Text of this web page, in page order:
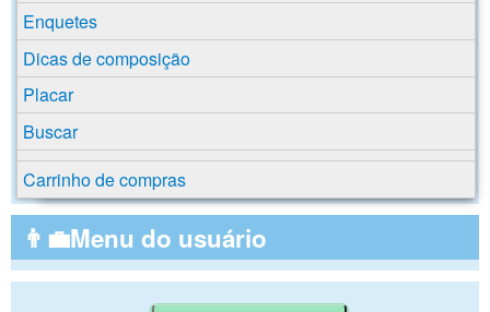
Enquetes
Dicas de composição
Placar
Buscar
Carrinho de compras
👨‍💼Menu do usuário